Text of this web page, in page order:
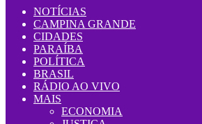
NOTÍCIAS
CAMPINA GRANDE
CIDADES
PARAÍBA
POLÍTICA
BRASIL
RÁDIO AO VIVO
MAIS
ECONOMIA